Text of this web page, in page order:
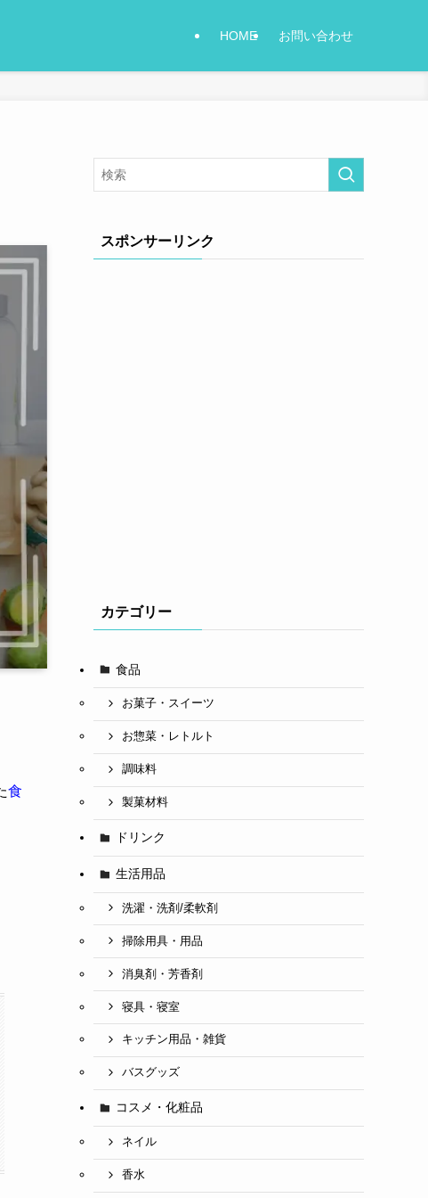
HOME お問い合わせ
食
スポンサーリンク
カテゴリー
食品
お菓子・スイーツ
お惣菜・レトルト
調味料
製菓材料
ドリンク
生活用品
洗濯・洗剤/柔軟剤
掃除用具・用品
消臭剤・芳香剤
寝具・寝室
キッチン用品・雑貨
バスグッズ
コスメ・化粧品
ネイル
香水